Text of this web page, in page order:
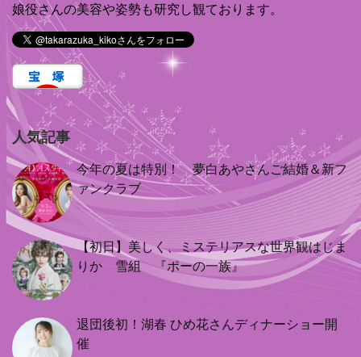
娘役さんの美容や姿勢も研究し観ております。
人気記事
今年の夏は特別！ 夢白あやさんご結婚＆新フ
ァンクラブ
【初日】美しく、ミステリアスな世界観はじま
りか 雪組 『ポーの一族』
退団後初！湖春 ひめ花さんディナーショー開
催